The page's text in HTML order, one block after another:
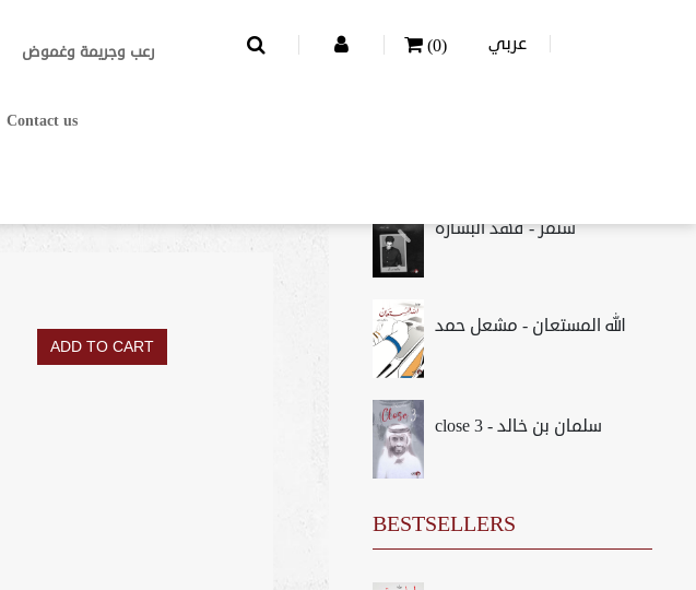
رعب وجريمة وغموض
Contact us
(0) عربي
ستمر - فهد البشاره
الله المستعان - مشعل حمد
close 3 - سلمان بن خالد
BESTSELLERS